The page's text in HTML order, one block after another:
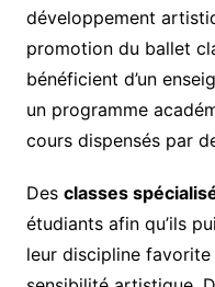
développement
promotion du ballet
bénéficient d’un
un programme
cours dispensés par
Des classes
étudiants afin qu’ils
leur discipline